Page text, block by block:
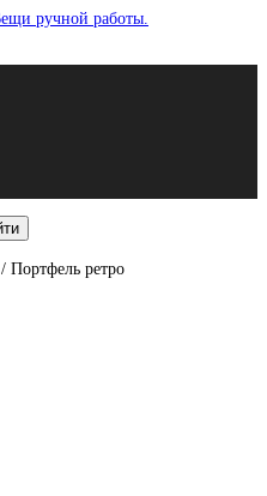
/ Портфель ретро